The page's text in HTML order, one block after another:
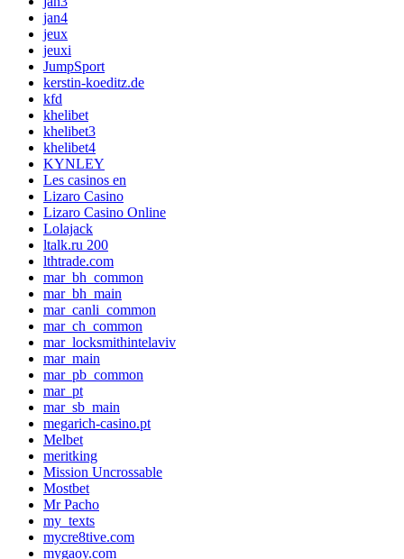
jan4
jeux
jeuxi
JumpSport
kerstin-koeditz.de
kfd
khelibet
khelibet3
khelibet4
KYNLEY
Les casinos en
Lizaro Casino
Lizaro Casino Online
Lolajack
ltalk.ru 200
lthtrade.com
mar_bh_common
mar_bh_main
mar_canli_common
mar_ch_common
mar_locksmithintelaviv
mar_main
mar_pb_common
mar_pt
mar_sb_main
megarich-casino.pt
Melbet
meritking
Mission Uncrossable
Mostbet
Mr Pacho
my_texts
mycre8tive.com
mygaoy.com